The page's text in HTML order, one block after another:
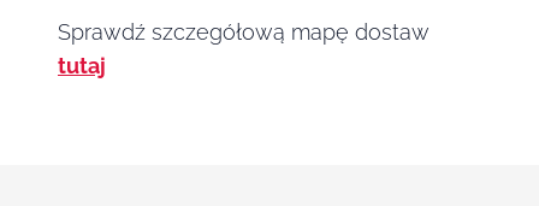
Sprawdź szczegółową mapę dostaw
tutaj